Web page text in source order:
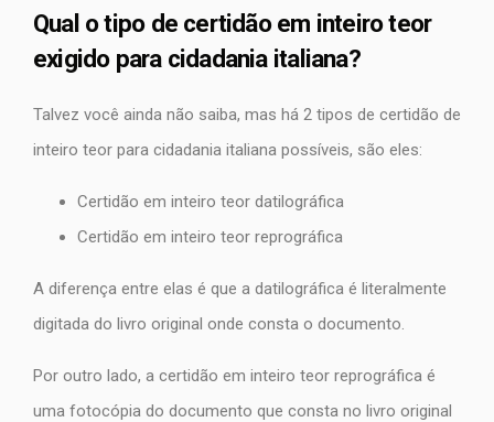
Qual o tipo de certidão em inteiro teor
exigido para cidadania italiana?
Talvez você ainda não saiba, mas há 2 tipos de certidão de
inteiro teor para cidadania italiana possíveis, são eles:
Certidão em inteiro teor datilográfica
Certidão em inteiro teor reprográfica
A diferença entre elas é que a datilográfica é literalmente
digitada do livro original onde consta o documento.
Por outro lado, a certidão em inteiro teor reprográfica é
uma fotocópia do documento que consta no livro original